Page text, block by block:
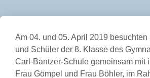
Am 04. und 05. April 2019
und Schüler der 8. Klasse des
Carl-Bantzer-Schule gemeinsam mit
Frau Gömpel und Frau Böhler, im